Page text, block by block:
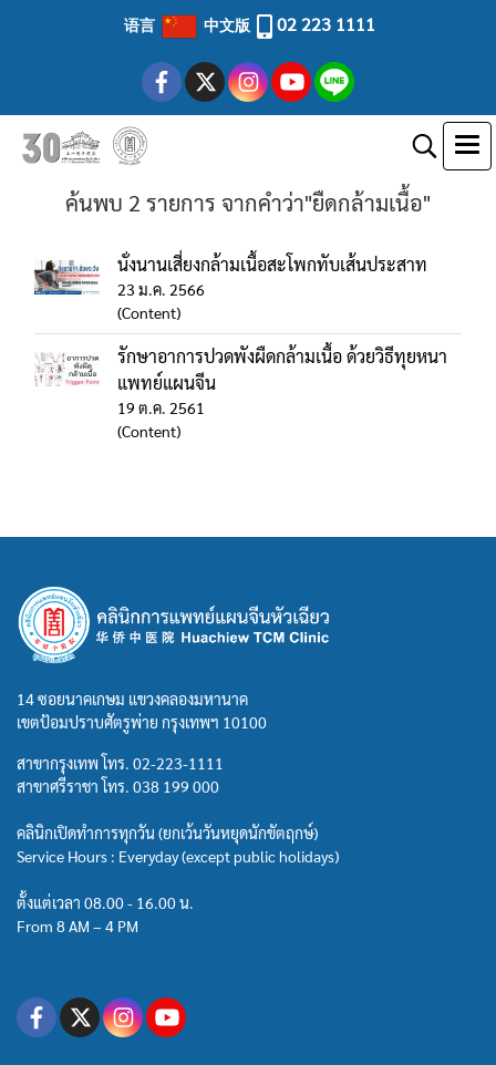
语言 中文版 02 223 1111
ค้นพบ 2 รายการ จากคำว่า"ยืดกล้ามเนื้อ"
นั่งนานเสี่ยงกล้ามเนื้อสะโพกทับเส้นประสาท
23 ม.ค. 2566
(Content)
รักษาอาการปวดพังผืดกล้ามเนื้อ ด้วยวิธีทุยหนา
แพทย์แผนจีน
19 ต.ค. 2561
(Content)
14 ซอยนาคเกษม แขวงคลองมหานาค
เขตป้อมปราบศัตรูพ่าย กรุงเทพฯ 10100
สาขากรุงเทพ โทร. 02-223-1111
สาขาศรีราชา โทร. 038 199 000
คลินิกเปิดทำการทุกวัน (ยกเว้นวันหยุดนักขัตฤกษ์)
Service Hours : Everyday (except public holidays)
ตั้งแต่เวลา 08.00 - 16.00 น.
From 8 AM – 4 PM